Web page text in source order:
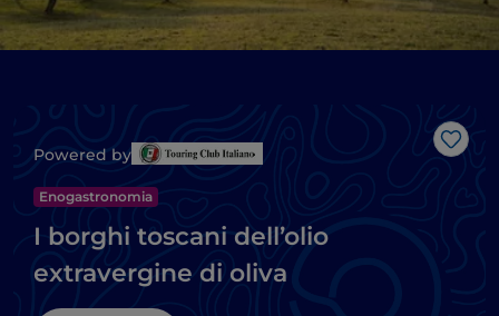
Like
Powered by
Enogastronomia
I borghi toscani dell’olio
extravergine di oliva